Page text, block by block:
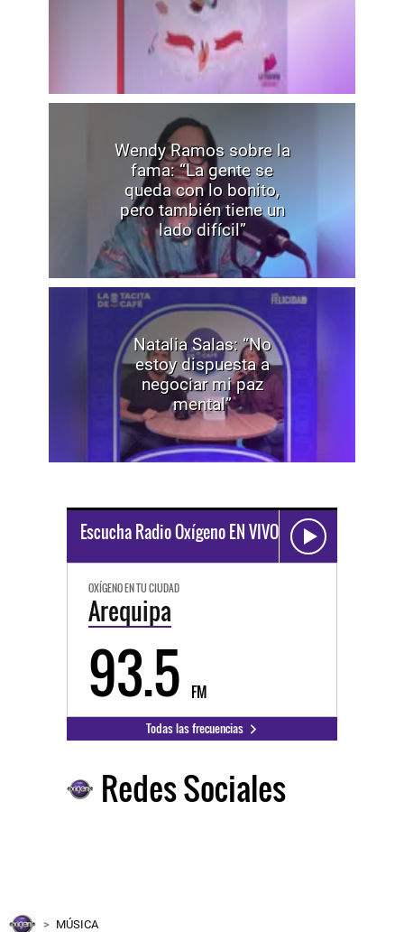
Wendy Ramos sobre la
fama: “La gente se
queda con lo bonito,
pero también tiene un
lado difícil”
Natalia Salas: “No
estoy dispuesta a
negociar mi paz
mental”
Escucha Radio Oxígeno EN VIVO
OXÍGENO EN TU CIUDAD
Arequipa
93.5 FM
Todas las frecuencias
Redes Sociales
MÚSICA